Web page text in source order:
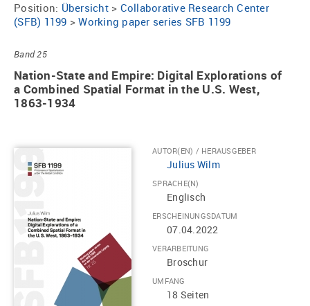
Position: Übersicht> Collaborative Research Center
(SFB) 1199 >Working paper series SFB 1199
Band 25
Nation-State and Empire: Digital Explorations of
a Combined Spatial Format in the U.S. West,
1863-1934
AUTOR(EN) / HERAUSGEBER
Julius Wilm
SPRACHE(N)
Englisch
ERSCHEINUNGSDATUM
07.04.2022
VERARBEITUNG
Broschur
UMFANG
18 Seiten